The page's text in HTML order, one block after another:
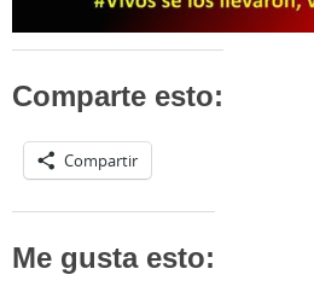
Comparte esto:
Compartir
Me gusta esto: